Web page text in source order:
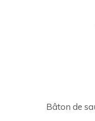
Bâton de